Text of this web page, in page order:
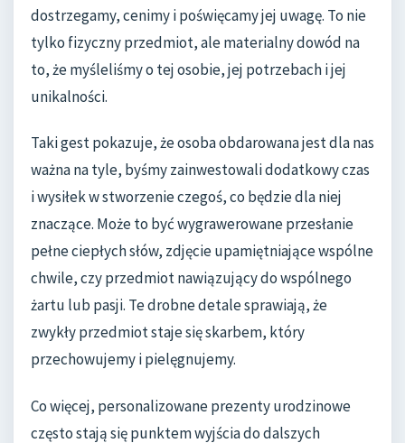
dostrzegamy, cenimy i poświęcamy jej uwagę. To nie
tylko fizyczny przedmiot, ale materialny dowód na
to, że myśleliśmy o tej osobie, jej potrzebach i jej
unikalności.
Taki gest pokazuje, że osoba obdarowana jest dla nas
ważna na tyle, byśmy zainwestowali dodatkowy czas
i wysiłek w stworzenie czegoś, co będzie dla niej
znaczące. Może to być wygrawerowane przesłanie
pełne ciepłych słów, zdjęcie upamiętniające wspólne
chwile, czy przedmiot nawiązujący do wspólnego
żartu lub pasji. Te drobne detale sprawiają, że
zwykły przedmiot staje się skarbem, który
przechowujemy i pielęgnujemy.
Co więcej, personalizowane prezenty urodzinowe
często stają się punktem wyjścia do dalszych